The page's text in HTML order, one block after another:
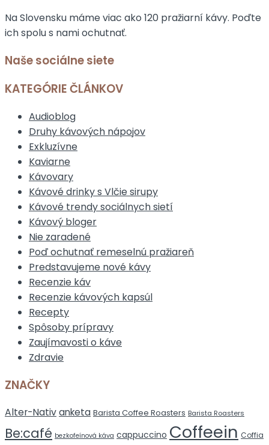
Na Slovensku máme viac ako 120 pražiarní kávy. Poďte
ich spolu s nami ochutnať.
Naše sociálne siete
KATEGÓRIE ČLÁNKOV
Audioblog
Druhy kávových nápojov
Exkluzívne
Kaviarne
Kávovary
Kávové drinky s Vlčie sirupy
Kávové trendy sociálnych sietí
Kávový bloger
Nie zaradené
Poď ochutnať remeselnú pražiareň
Predstavujeme nové kávy
Recenzie káv
Recenzie kávových kapsúl
Recepty
Spôsoby prípravy
Zaujímavosti o káve
Zdravie
ZNAČKY
Alter-Nativanketa Barista Coffee Roasters Barista Roasters
Be:café bezkofeínová káva cappuccino Coffeein Coffia